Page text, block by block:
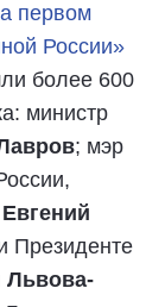
первом
России»
более 600
министр
; мэр
Евгений
Президенте
Львова-